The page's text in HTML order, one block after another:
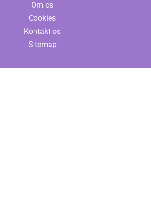
Om os
Cookies
Kontakt os
Sitemap